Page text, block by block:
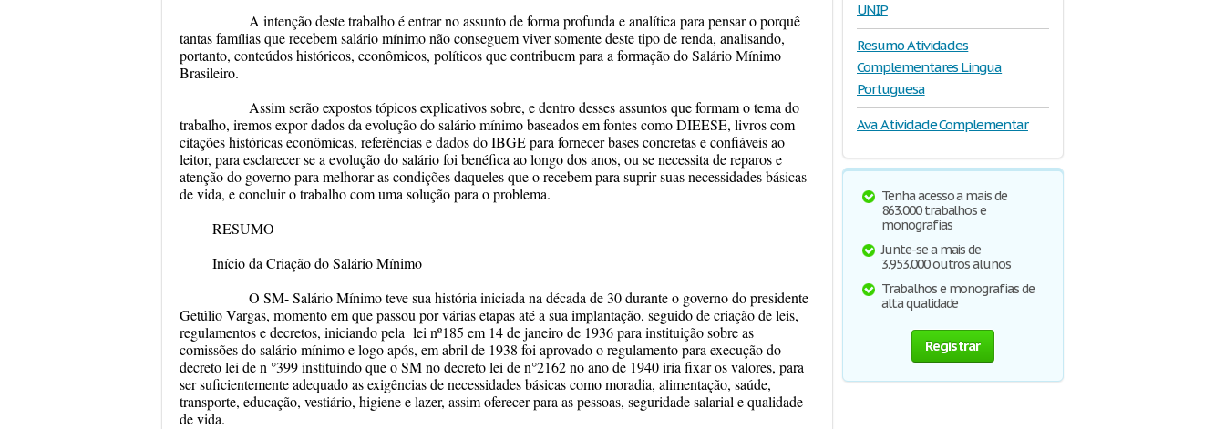
A intenção deste trabalho é entrar no assunto de forma profunda e analítica para pensar o porquê
tantas famílias que recebem salário mínimo não conseguem viver somente deste tipo de renda, analisando,
portanto, conteúdos históricos, econômicos, políticos que contribuem para a formação do Salário Mínimo
Brasileiro.
Assim serão expostos tópicos explicativos sobre, e dentro desses assuntos que formam o tema do
trabalho, iremos expor dados da evolução do salário mínimo baseados em fontes como DIEESE, livros com
citações históricas econômicas, referências e dados do IBGE para fornecer bases concretas e confiáveis ao
leitor, para esclarecer se a evolução do salário foi benéfica ao longo dos anos, ou se necessita de reparos e
atenção do governo para melhorar as condições daqueles que o recebem para suprir suas necessidades básicas
de vida, e concluir o trabalho com uma solução para o problema.
RESUMO
Início da Criação do Salário Mínimo
O SM- Salário Mínimo teve sua história iniciada na década de 30 durante o governo do presidente
Getúlio Vargas, momento em que passou por várias etapas até a sua implantação, seguido de criação de leis,
regulamentos e decretos, iniciando pela lei nº185 em 14 de janeiro de 1936 para instituição sobre as
comissões do salário mínimo e logo após, em abril de 1938 foi aprovado o regulamento para execução do
decreto lei de n °399 instituindo que o SM no decreto lei de n°2162 no ano de 1940 iria fixar os valores, para
ser suficientemente adequado as exigências de necessidades básicas como moradia, alimentação, saúde,
transporte, educação, vestiário, higiene e lazer, assim oferecer para as pessoas, seguridade salarial e qualidade
de vida.
UNIP
Resumo Atividades
Complementares Lingua
Portuguesa
Ava Atividade Complementar
Tenha acesso a mais de
863.000 trabalhos e
monografias
Junte-se a mais de
3.953.000 outros alunos
Trabalhos e monografias de
alta qualidade
Registrar